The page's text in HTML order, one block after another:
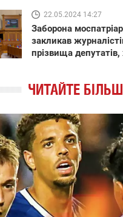
22.05.2024 14:27
Заборона
закликав
прізвища депутатів,
ЧИТАЙТЕ